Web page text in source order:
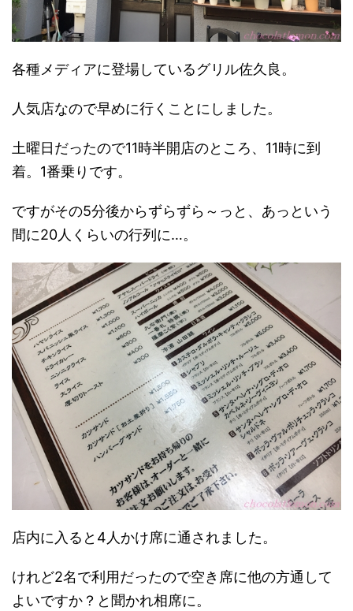
各種メディアに登場しているグリル佐久良。
人気店なので早めに行くことにしました。
土曜日だったので11時半開店のところ、11時に到
着。1番乗りです。
ですがその5分後からずらずら～っと、あっという
間に20人くらいの行列に…。
店内に入ると4人かけ席に通されました。
けれど2名で利用だったので空き席に他の方通して
よいですか？と聞かれ相席に。